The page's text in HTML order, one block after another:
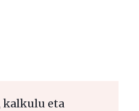
kalkulu eta